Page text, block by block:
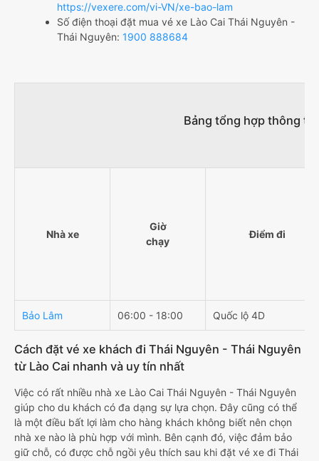
https://vexere.com/vi-VN/xe-bao-lam
Số điện thoại đặt mua vé xe Lào Cai Thái Nguyên -
Thái Nguyên: 1900 888684
Bảng tổng hợp thông
Nhà xe
Giờ
chạy
Điểm đi
Bảo Lâm 06:00 - 18:00 Quốc lộ 4D
Cách đặt vé xe khách đi Thái Nguyên - Thái Nguyên
từ Lào Cai nhanh và uy tín nhất
Việc có rất nhiều nhà xe Lào Cai Thái Nguyên - Thái Nguyên
giúp cho du khách có đa dạng sự lựa chọn. Đây cũng có thể
là một điều bất lợi làm cho hàng khách không biết nên chọn
nhà xe nào là phù hợp với mình. Bên cạnh đó, việc đảm bảo
giữ chỗ, có được chỗ ngồi yêu thích sau khi đặt vé xe đi Thái